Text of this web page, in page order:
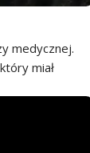
medycznej.
miał